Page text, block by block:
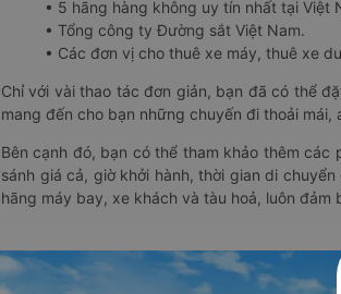
• 5 hãng hàng không uy tín nhất tại Việt
• Tổng công ty Đường sắt Việt Nam.
• Các đơn vị cho thuê xe máy, thuê xe
Chỉ với vài thao tác đơn giản, bạn đã có thể
mang đến cho bạn những chuyến đi thoải mái,
Bên cạnh đó, bạn có thể tham khảo thêm các
sánh giá cả, giờ khởi hành, thời gian di
hãng máy bay, xe khách và tàu hoả, luôn đảm